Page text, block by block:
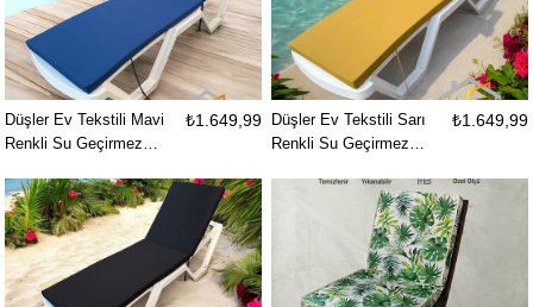
Havuz Plaj Şezlong
Minderi
Düşler Ev Tekstili Mavi
Renkli Su Geçirmez
Bağcıklı Yıkanabilir Kılıf
Bahçe Havuz Plaj
Şezlong Minderi
₺1.649,99
Düşler Ev Tekstili Sarı
Renkli Su Geçirmez
Bağcıklı Yıkanabilir Kılıf
Bahçe Havuz Plaj
Şezlong Minderi
₺1.649,99